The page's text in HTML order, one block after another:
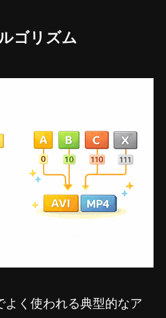
ゴリズム
よく使われる典型的なア